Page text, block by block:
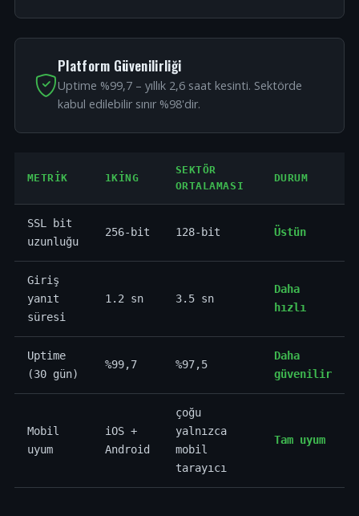
Platform Güvenilirliği
Uptime %99,7 – yıllık 2,6 saat kesinti. Sektörde
kabul edilebilir sınır %98'dir.
METRIK 1KING
SEKTÖR
ORTALAMASI
DURUM
SSL bit
uzunluğu
256-bit 128-bit Üstün
Giriş
yanıt
süresi
1.2 sn 3.5 sn
Daha
hızlı
Uptime
(30 gün)
%99,7 %97,5
Daha
güvenilir
Mobil
uyum
iOS +
Android
çoğu
yalnızca
mobil
tarayıcı
Tam uyum